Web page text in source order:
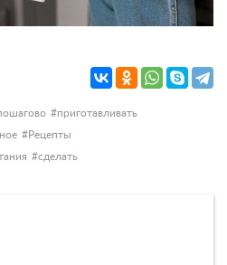
приготавливать
Рецепты
сделать